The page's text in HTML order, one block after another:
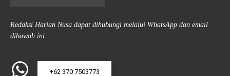
Redaksi Harian Nusa dapat dihubungi melalui WhatsApp dan email
dibawah ini:
+62 370 7503773